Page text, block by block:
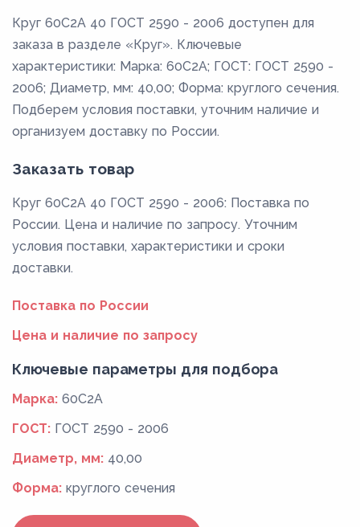
Круг 60С2А 40 ГОСТ 2590 - 2006 доступен для
заказа в разделе «Круг». Ключевые
характеристики: Марка: 60С2А; ГОСТ: ГОСТ 2590 -
2006; Диаметр, мм: 40,00; Форма: круглого сечения.
Подберем условия поставки, уточним наличие и
организуем доставку по России.
Заказать товар
Круг 60С2А 40 ГОСТ 2590 - 2006: Поставка по
России. Цена и наличие по запросу. Уточним
условия поставки, характеристики и сроки
доставки.
Поставка по России
Цена и наличие по запросу
Ключевые параметры для подбора
Марка: 60С2А
ГОСТ: ГОСТ 2590 - 2006
Диаметр, мм: 40,00
Форма: круглого сечения